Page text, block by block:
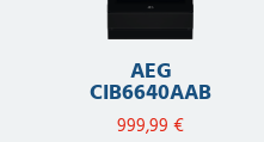
AEG
CIB6640AAB
999,99 €